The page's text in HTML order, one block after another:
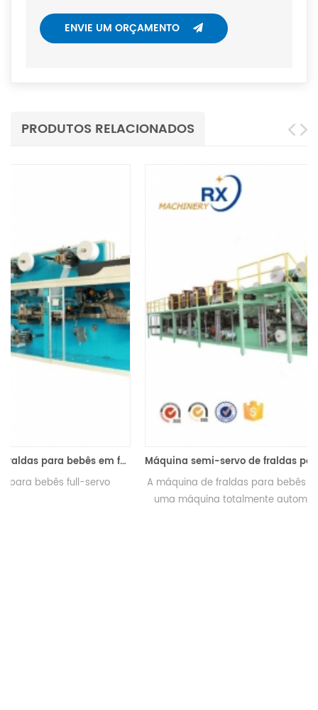
ENVIE UM ORÇAMENTO
PRODUTOS RELACIONADOS
Máquina semi-servo de fraldas para bebês RX-450 I Sharp
A máquina de fraldas para bebês tipo semi servo RX-450 é
uma máquina totalmente automática. Ela pode produzir